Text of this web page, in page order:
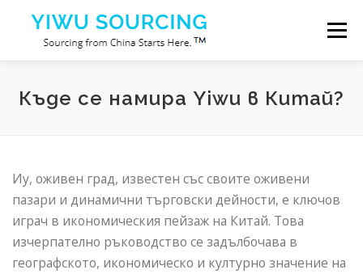
Към съдържанието
Меню
Услуги Blog За нас
Къде се намира Yiwu в Китай?
Иу, оживен град, известен със своите оживени
пазари и динамични търговски дейности, е ключов
играч в икономическия пейзаж на Китай. Това
изчерпателно ръководство се задълбочава в
географското, икономическо и културно значение на